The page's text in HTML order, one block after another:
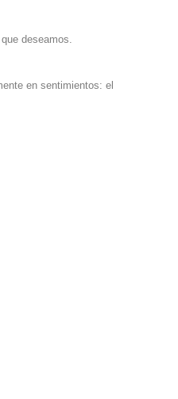
deseamos.
en sentimientos: el